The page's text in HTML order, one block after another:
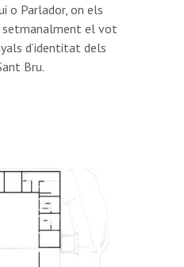
o Parlador, on els
setmanalment el vot
d’identitat dels
Bru.